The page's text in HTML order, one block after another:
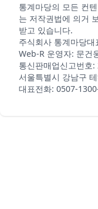
통계마당의 모든 컨
는 저작권법에 의거
받고 있습니다.
주식회사 통계마당대
Web-R 운영자: 문건
통신판매업신고번호
서울특별시 강남구
대표전화: 0507-